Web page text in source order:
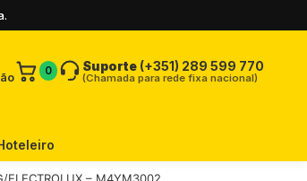
0 Suporte (+351) 289 599 770
(Chamada para rede fixa nacional)